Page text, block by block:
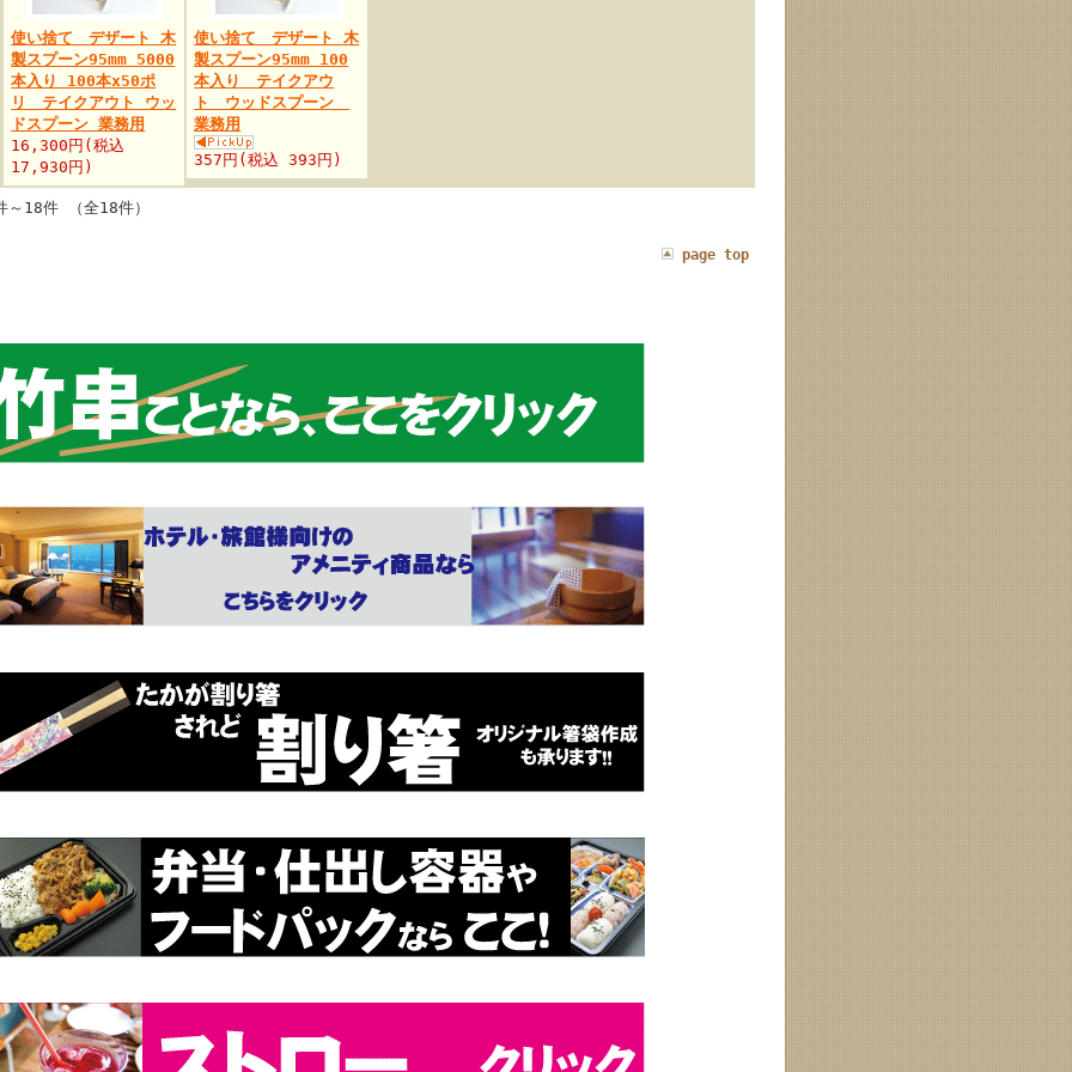
使い捨て デザート 木
製スプーン95mm 5000
本入り 100本x50ポ
リ テイクアウト ウッ
ドスプーン 業務用
16,300円(税込
17,930円)
使い捨て デザート 木
製スプーン95mm 100
本入り テイクアウ
ト ウッドスプーン
業務用
357円(税込 393円)
～18件 （全18件）
page top